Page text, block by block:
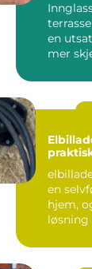
en
mer
en
hjem,
løsning